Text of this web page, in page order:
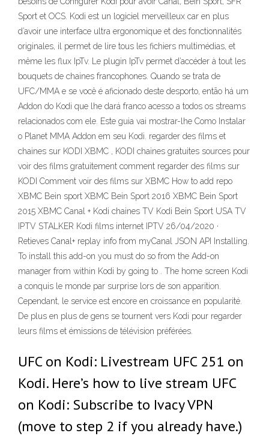
Sport et OCS. Kodi est un logiciel merveilleux car en plus
d’avoir une interface ultra ergonomique et des fonctionnalités
originales, il permet de lire tous les fichiers multimédias, et
même les flux IpTv. Le plugin IpTv permet d’accéder à tout les
bouquets de chaines francophones. Quando se trata de
UFC/MMA e se você é aficionado deste desporto, então há um
Addon do Kodi que lhe dará franco acesso a todos os streams
relacionados com ele. Este guia vai mostrar-lhe Como Instalar
o Planet MMA Addon em seu Kodi. regarder des films et
chaines sur KODI XBMC , KODI chaines gratuites sources pour
voir des films gratuitement comment regarder des films sur
KODI Comment voir des films sur XBMC How to add repo
XBMC Bein sport XBMC Bein Sport 2016 XBMC Bein Sport
2015 XBMC Canal + Kodi chaines TV Kodi Bein Sport USA TV
IPTV STALKER Kodi films internet IPTV 26/04/2020 ·
Retieves Canal+ replay info from myCanal JSON API Installing.
To install this add-on you must do so from the Add-on
manager from within Kodi by going to . The home screen Kodi
a conquis le monde par surprise lors de son apparition.
Cependant, le service est encore en croissance en popularité.
De plus en plus de gens se tournent vers Kodi pour regarder
leurs films et émissions de télévision préférées.
UFC on Kodi: Livestream UFC 251 on
Kodi. Here’s how to live stream UFC
on Kodi: Subscribe to Ivacy VPN
(move to step 2 if you already have.)